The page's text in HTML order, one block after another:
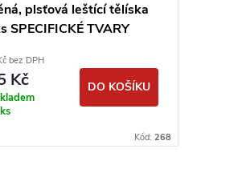
plsťová leštící tělíska
SPECIFICKÉ TVARY
bez DPH
Kč DO KOŠÍKU
Kód: 268